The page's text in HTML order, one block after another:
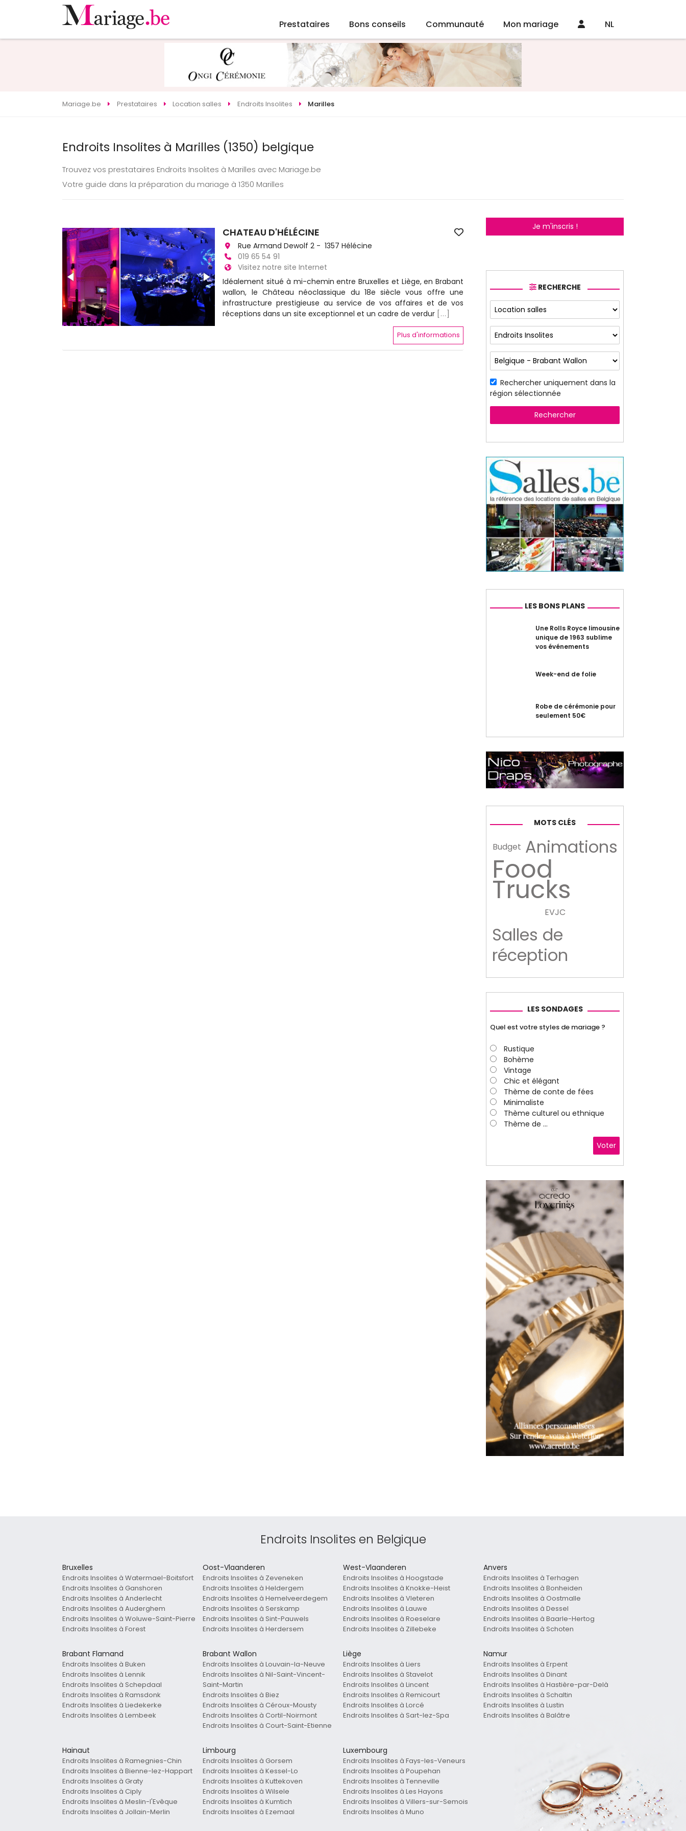
Prestataires Bons conseils Communauté Mon mariage NL
Mariage.be Prestataires Location salles Endroits Insolites Marilles
Endroits Insolites à Marilles (1350) belgique
Trouvez vos prestataires Endroits Insolites à Marilles avec Mariage.be
Votre guide dans la préparation du mariage à 1350 Marilles
CHATEAU D'HÉLÉCINE
Rue Armand Dewolf 2 - 1357 Hélécine
019 65 54 91
Visitez notre site Internet
Idéalement situé à mi-chemin entre Bruxelles et Liège, en Brabant
wallon, le Château néoclassique du 18e siècle vous offre une
infrastructure prestigieuse au service de vos affaires et de vos
réceptions dans un site exceptionnel et un cadre de verdur [...]
Plus d'informations
Je m'inscris !
RECHERCHE
Rechercher uniquement dans la
région sélectionnée
Rechercher
LES BONS PLANS
Une Rolls Royce limousine
unique de 1963 sublime
vos événements
Week-end de folie
Robe de cérémonie pour
seulement 50€
MOTS CLÉS
Budget Animations
Food
Trucks
EVJC
Salles de
réception
LES SONDAGES
Quel est votre styles de mariage ?
Rustique
Bohème
Vintage
Chic et élégant
Thème de conte de fées
Minimaliste
Thème culturel ou ethnique
Thème de ...
Voter
Endroits Insolites en Belgique
Bruxelles
Endroits Insolites à Watermael-Boitsfort
Endroits Insolites à Ganshoren
Endroits Insolites à Anderlecht
Endroits Insolites à Auderghem
Endroits Insolites à Woluwe-Saint-Pierre
Endroits Insolites à Forest
Oost-Vlaanderen
Endroits Insolites à Zeveneken
Endroits Insolites à Heldergem
Endroits Insolites à Hemelveerdegem
Endroits Insolites à Serskamp
Endroits Insolites à Sint-Pauwels
Endroits Insolites à Herdersem
West-Vlaanderen
Endroits Insolites à Hoogstade
Endroits Insolites à Knokke-Heist
Endroits Insolites à Vleteren
Endroits Insolites à Lauwe
Endroits Insolites à Roeselare
Endroits Insolites à Zillebeke
Anvers
Endroits Insolites à Terhagen
Endroits Insolites à Bonheiden
Endroits Insolites à Oostmalle
Endroits Insolites à Dessel
Endroits Insolites à Baarle-Hertog
Endroits Insolites à Schoten
Brabant Flamand
Endroits Insolites à Buken
Endroits Insolites à Lennik
Endroits Insolites à Schepdaal
Endroits Insolites à Ramsdonk
Endroits Insolites à Liedekerke
Endroits Insolites à Lembeek
Brabant Wallon
Endroits Insolites à Louvain-la-Neuve
Endroits Insolites à Nil-Saint-Vincent-
Saint-Martin
Endroits Insolites à Biez
Endroits Insolites à Céroux-Mousty
Endroits Insolites à Cortil-Noirmont
Endroits Insolites à Court-Saint-Etienne
Liège
Endroits Insolites à Liers
Endroits Insolites à Stavelot
Endroits Insolites à Lincent
Endroits Insolites à Remicourt
Endroits Insolites à Lorcé
Endroits Insolites à Sart-lez-Spa
Namur
Endroits Insolites à Erpent
Endroits Insolites à Dinant
Endroits Insolites à Hastière-par-Delà
Endroits Insolites à Schaltin
Endroits Insolites à Lustin
Endroits Insolites à Balâtre
Hainaut
Endroits Insolites à Ramegnies-Chin
Endroits Insolites à Bienne-lez-Happart
Endroits Insolites à Graty
Endroits Insolites à Ciply
Endroits Insolites à Meslin-l'Evêque
Endroits Insolites à Jollain-Merlin
Limbourg
Endroits Insolites à Gorsem
Endroits Insolites à Kessel-Lo
Endroits Insolites à Kuttekoven
Endroits Insolites à Wilsele
Endroits Insolites à Kumtich
Endroits Insolites à Ezemaal
Luxembourg
Endroits Insolites à Fays-les-Veneurs
Endroits Insolites à Poupehan
Endroits Insolites à Tenneville
Endroits Insolites à Les Hayons
Endroits Insolites à Villers-sur-Semois
Endroits Insolites à Muno